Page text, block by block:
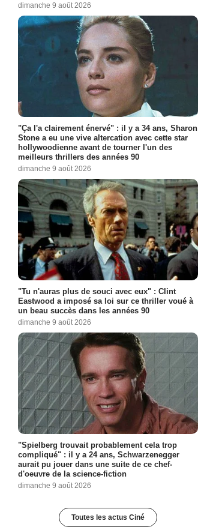
dimanche 9 août 2026
"Ça l'a clairement énervé" : il y a 34 ans, Sharon
Stone a eu une vive altercation avec cette star
hollywoodienne avant de tourner l'un des
meilleurs thrillers des années 90
dimanche 9 août 2026
"Tu n'auras plus de souci avec eux" : Clint
Eastwood a imposé sa loi sur ce thriller voué à
un beau succès dans les années 90
dimanche 9 août 2026
"Spielberg trouvait probablement cela trop
compliqué" : il y a 24 ans, Schwarzenegger
aurait pu jouer dans une suite de ce chef-
d'oeuvre de la science-fiction
dimanche 9 août 2026
Toutes les actus Ciné